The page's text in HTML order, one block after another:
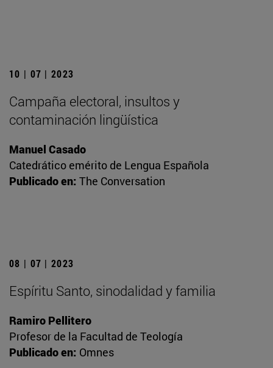
10 | 07 | 2023
Campaña electoral, insultos y
contaminación lingüística
Manuel Casado
Catedrático emérito de Lengua Española
Publicado en: The Conversation
08 | 07 | 2023
Espíritu Santo, sinodalidad y familia
Ramiro Pellitero
Profesor de la Facultad de Teología
Publicado en: Omnes